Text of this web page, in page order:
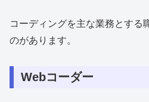
コーディングを主な業務とする
のがあります。
Webコーダー